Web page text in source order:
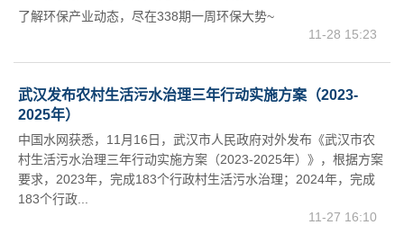
了解环保产业动态，尽在338期一周环保大势~
11-28 15:23
武汉发布农村生活污水治理三年行动实施方案（2023-
2025年）
中国水网获悉，11月16日，武汉市人民政府对外发布《武汉市农
村生活污水治理三年行动实施方案（2023-2025年）》，根据方案
要求，2023年，完成183个行政村生活污水治理；2024年，完成
183个行政...
11-27 16:10